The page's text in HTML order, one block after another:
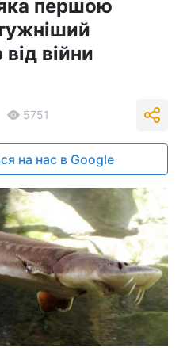
першою
війни
5751
на нас в Google